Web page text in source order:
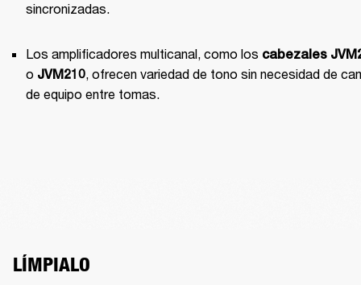
sincronizadas.
Los amplificadores multicanal, como los cabezales
o JVM210, ofrecen variedad de tono sin necesidad de
de equipo entre tomas.
LÍMPIALO